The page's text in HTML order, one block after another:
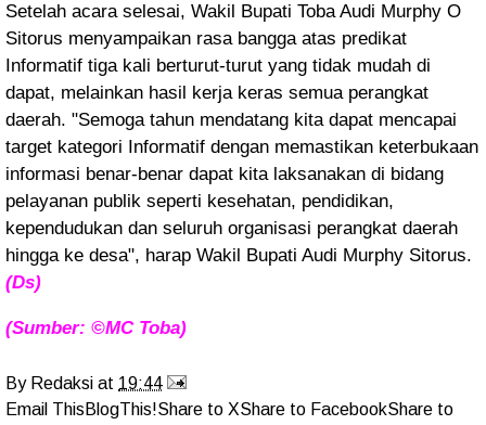
Setelah acara selesai, Wakil Bupati Toba Audi Murphy O
Sitorus menyampaikan rasa bangga atas predikat
Informatif tiga kali berturut-turut yang tidak mudah di
dapat, melainkan hasil kerja keras semua perangkat
daerah. "Semoga tahun mendatang kita dapat mencapai
target kategori Informatif dengan memastikan keterbukaan
informasi benar-benar dapat kita laksanakan di bidang
pelayanan publik seperti kesehatan, pendidikan,
kependudukan dan seluruh organisasi perangkat daerah
hingga ke desa", harap Wakil Bupati Audi Murphy Sitorus.
(Ds)
(Sumber: ©MC Toba)
By Redaksi at 19:44
Email This BlogThis!Share to XShare to FacebookShare to